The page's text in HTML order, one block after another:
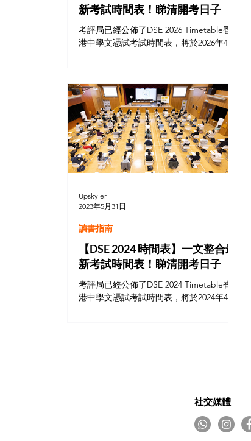
新考試時間表！睇清開考日子
考評局已經公佈了DSE 2026 Timetable香
港中學文憑試考試時間表，將於2026年4月
月15日。
【DSE 2024 時間表】一文整合最
新考試時間表！睇清開考日子
考評局已經公佈了DSE 2024 Timetable香
港中學文憑試考試時間表，將於2024年4月
讀書指南
Upskyler
2023年5月31日
社交媒體